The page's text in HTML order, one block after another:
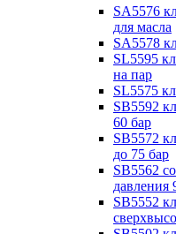
SA5576
для масла
SA5578
SL5595
на пар
SL5575
SB5592
60 бар
SB5572
до 75 бар
SB5562
давления
SB5552